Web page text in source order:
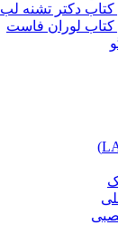
دکتر تشنه لب
لوران فاست